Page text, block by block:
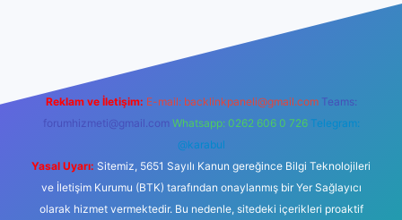
Reklam ve İletişim: E-mail: backlinkpaneli@gmail.com Teams:
forumhizmeti@gmail.com Whatsapp: 0262 606 0 726 Telegram:
@karabul
Yasal Uyarı: Sitemiz, 5651 Sayılı Kanun gereğince Bilgi Teknolojileri
ve İletişim Kurumu (BTK) tarafından onaylanmış bir Yer Sağlayıcı
olarak hizmet vermektedir. Bu nedenle, sitedeki içerikleri proaktif